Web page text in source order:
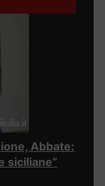
Abbate:
siciliane”